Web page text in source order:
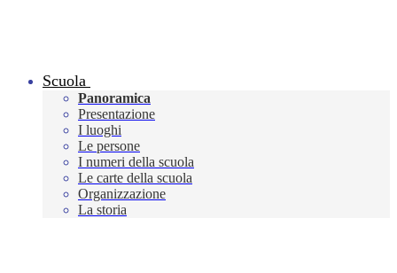
Scuola
Panoramica
Presentazione
I luoghi
Le persone
I numeri della scuola
Le carte della scuola
Organizzazione
La storia